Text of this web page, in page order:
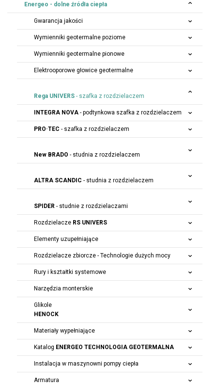
Energeo - dolne źródła ciepła
Gwarancja jakości
Wymienniki geotermalne poziome
Wymienniki geotermalne pionowe
Elektrooporowe głowice geotermalne
Rega UNIVERS - szafka z rozdzielaczem
INTEGRA NOVA - podtynkowa szafka z rozdzielaczem
PRO·TEC - szafka z rozdzielaczem
New BRADO - studnia z rozdzielaczem
ALTRA SCANDIC - studnia z rozdzielaczem
SPIDER - studnie z rozdzielaczami
Rozdzielacze RS UNIVERS
Elementy uzupełniające
Rozdzielacze zbiorcze - Technologie dużych mocy
Rury i kształtki systemowe
Narzędzia monterskie
Glikole
HENOCK
Materiały wypełniające
Katalog ENERGEO TECHNOLOGIA GEOTERMALNA
Instalacja w maszynowni pompy ciepła
Armatura